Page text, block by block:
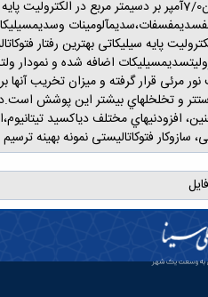
سازوكار فتوكاتالیستی نمونه بهینه